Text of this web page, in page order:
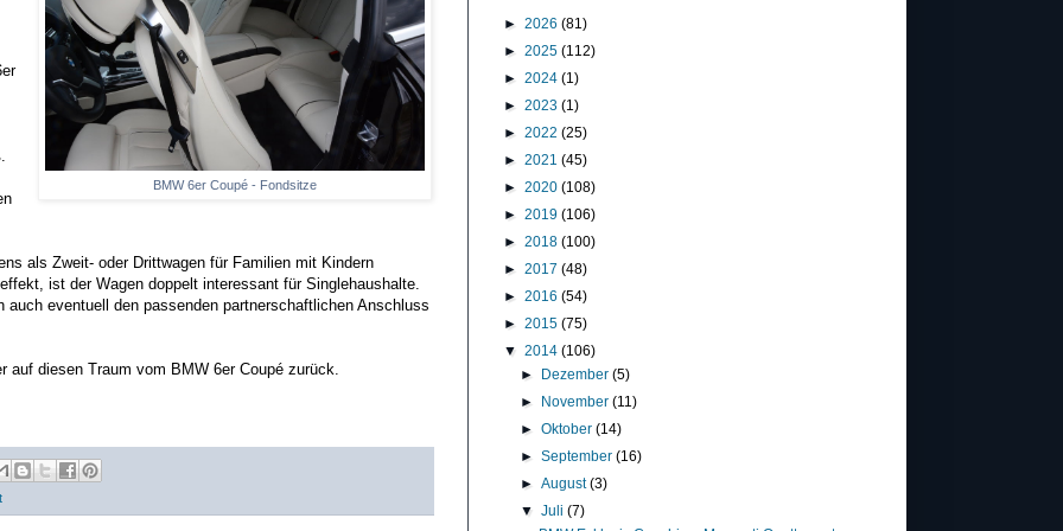
BMW 6er Coupé - Fondsitze
als Zweit- oder Drittwagen für Familien mit Kindern
ist der Wagen doppelt interessant für Singlehaushalte.
eventuell den passenden partnerschaftlichen Anschluss
diesen Traum vom BMW 6er Coupé zurück.
► 2026 (81)
► 2025 (112)
► 2024 (1)
► 2023 (1)
► 2022 (25)
► 2021 (45)
► 2020 (108)
► 2019 (106)
► 2018 (100)
► 2017 (48)
► 2016 (54)
► 2015 (75)
▼ 2014 (106)
► Dezember(5)
► November(11)
►Oktober(14)
►September(16)
►August(3)
▼Juli(7)